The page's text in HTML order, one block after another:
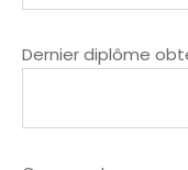
Dernier diplôme